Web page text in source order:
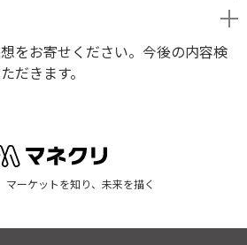
をお寄せください。今後の内容検
だきます。
マーケットを知り、未来を描く